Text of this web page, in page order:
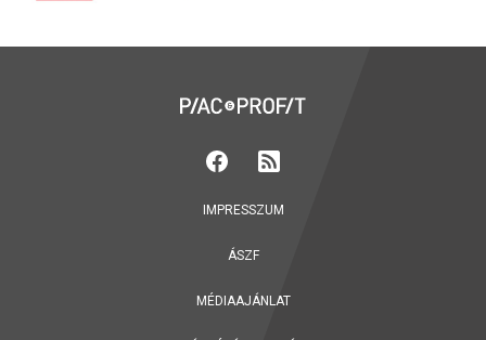
IMPRESSZUM
ÁSZF
MÉDIAAJÁNLAT